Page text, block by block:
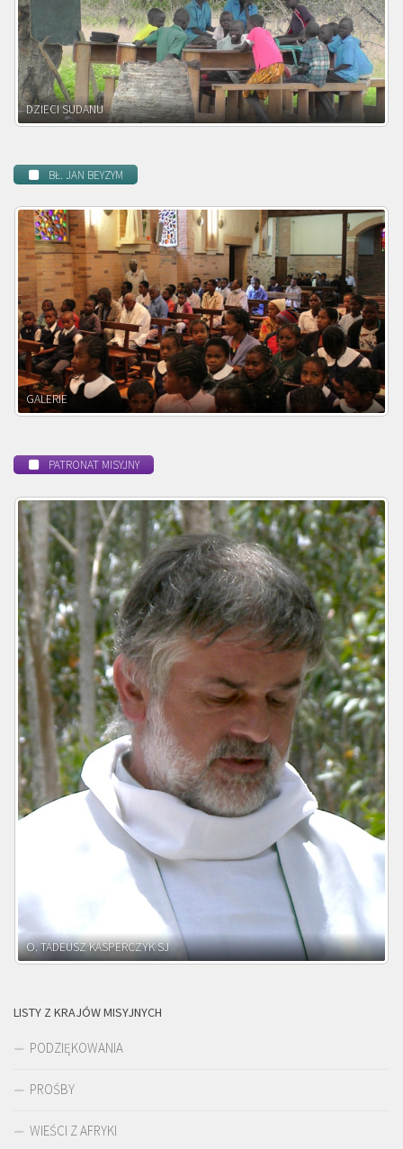
DZIECI ZAMBII
BŁ. JAN BEYZYM
POWOŁANIE MISYJNE
PATRONAT MISYJNY
O. ADNRZEJ LEŚNIARA SJ
LISTY Z KRAJÓW MISYJNYCH
PODZIĘKOWANIA
PROŚBY
WIEŚCI Z AFRYKI